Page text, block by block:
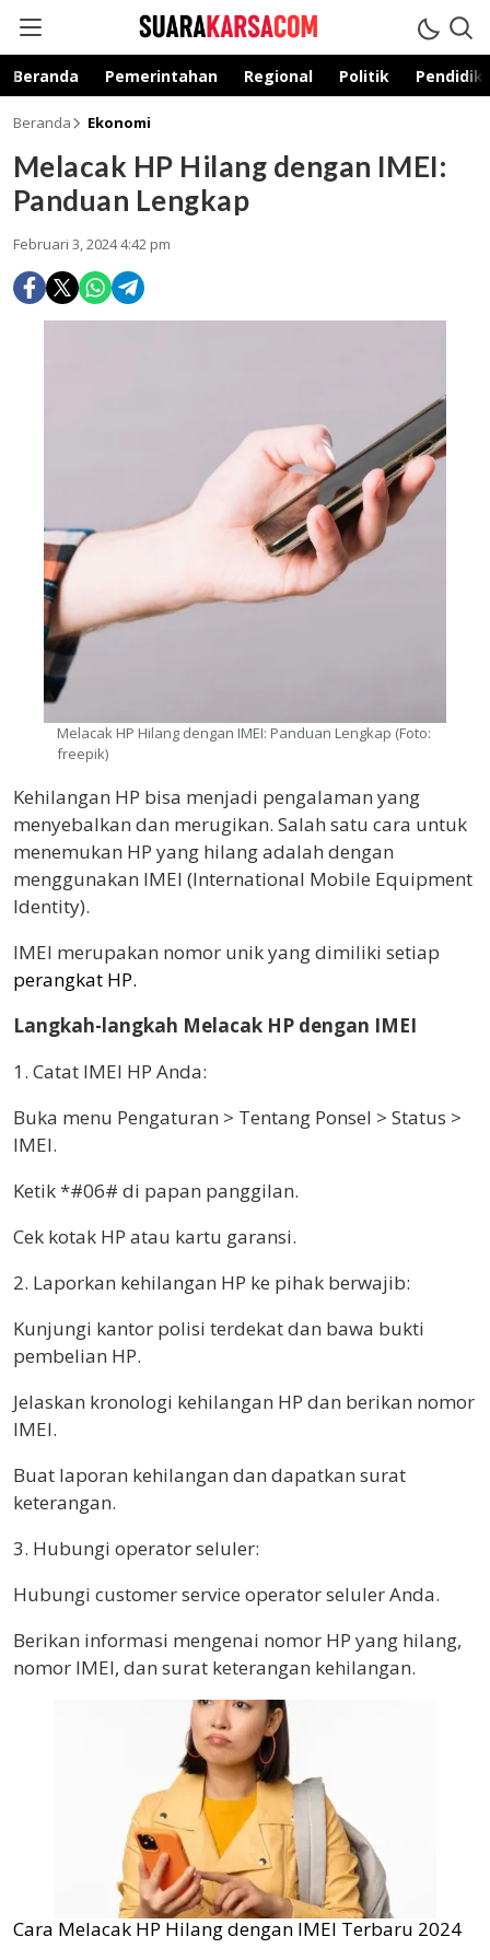
suarakarsa.com
Informasi terpercaya
Beranda Pemerintahan Regional Politik
Beranda Ekonomi
Melacak HP Hilang dengan IMEI:
Panduan Lengkap
Februari 3, 2024 4:42 pm
Melacak HP Hilang dengan IMEI: Panduan Lengkap (Foto:
freepik)
Kehilangan HP bisa menjadi pengalaman yang
menyebalkan dan merugikan. Salah satu cara untuk
menemukan HP yang hilang adalah dengan
menggunakan IMEI (International Mobile Equipment
Identity).
IMEI merupakan nomor unik yang dimiliki setiap
perangkat HP.
Langkah-langkah Melacak HP dengan IMEI
1. Catat IMEI HP Anda:
Buka menu Pengaturan > Tentang Ponsel > Status >
IMEI.
Ketik *#06# di papan panggilan.
Cek kotak HP atau kartu garansi.
2. Laporkan kehilangan HP ke pihak berwajib:
Kunjungi kantor polisi terdekat dan bawa bukti
pembelian HP.
Jelaskan kronologi kehilangan HP dan berikan nomor
IMEI.
Buat laporan kehilangan dan dapatkan surat
keterangan.
3. Hubungi operator seluler:
Hubungi customer service operator seluler Anda.
Berikan informasi mengenai nomor HP yang hilang,
nomor IMEI, dan surat keterangan kehilangan.
Cara Melacak HP Hilang dengan IMEI Terbaru 2024